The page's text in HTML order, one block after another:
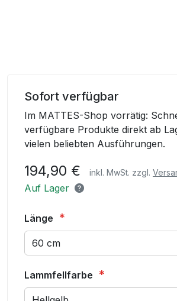
beginning
images
Sofort verfügbar
Im MATTES-Shop vorrätig:
verfügbare Produkte direkt ab
vielen beliebten Ausführungen.
194,90 € inkl. MwSt. zzgl.
Auf Lager
Länge
Lammfellfarbe